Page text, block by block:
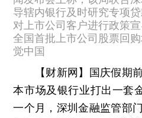
导辖内银行及时研究专项
对上市公司客户进行政策
全国首批上市公司股票回
觉中国
【财新网】
国庆假期
本市场及银行业打出一套
一个月，深圳金融监管部